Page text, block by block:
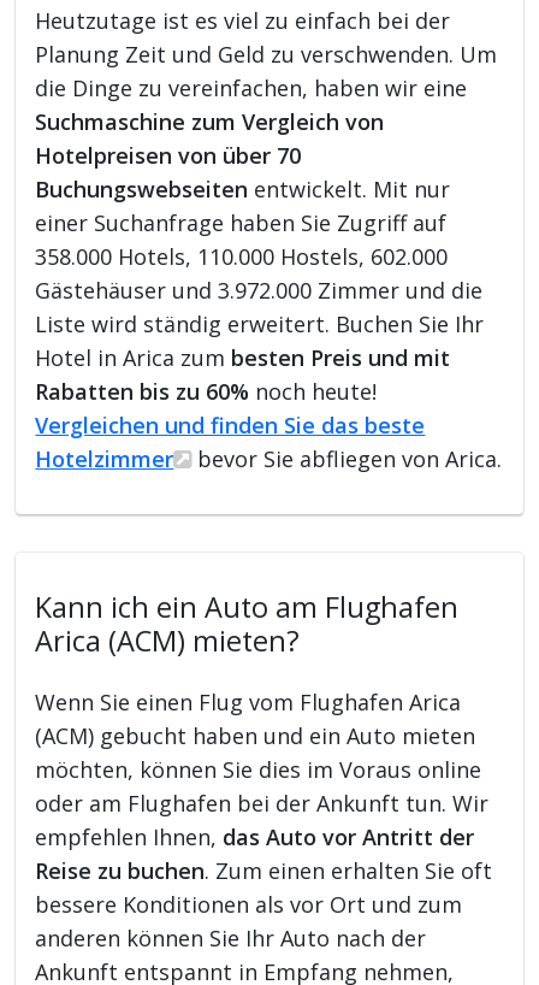
Heutzutage ist es viel zu einfach bei der
Planung Zeit und Geld zu verschwenden. Um
die Dinge zu vereinfachen, haben wir eine
Suchmaschine zum Vergleich von
Hotelpreisen von über 70
Buchungswebseiten entwickelt. Mit nur
einer Suchanfrage haben Sie Zugriff auf
358.000 Hotels, 110.000 Hostels, 602.000
Gästehäuser und 3.972.000 Zimmer und die
Liste wird ständig erweitert. Buchen Sie Ihr
Hotel in Arica zum besten Preis und mit
Rabatten bis zu 60% noch heute!
Vergleichen und finden Sie das beste
Hotelzimmer
bevor Sie abfliegen von Arica.
Kann ich ein Auto am Flughafen
Arica (ACM) mieten?
Wenn Sie einen Flug vom Flughafen Arica
(ACM) gebucht haben und ein Auto mieten
möchten, können Sie dies im Voraus online
oder am Flughafen bei der Ankunft tun. Wir
empfehlen Ihnen, das Auto vor Antritt der
Reise zu buchen. Zum einen erhalten Sie oft
bessere Konditionen als vor Ort und zum
anderen können Sie Ihr Auto nach der
Ankunft entspannt in Empfang nehmen,